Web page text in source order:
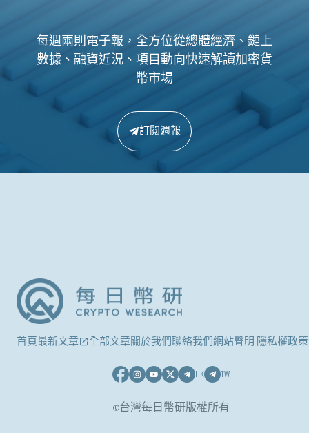
每週兩則電子報，全方位從總體經濟、鏈上
數據、融資近況、項目動向快速解讀加密貨
幣市場
訂閱週報
首頁最新文章 全部文章關於我們聯絡我們網站聲明 隱私權政策
HK TW
©台灣每日幣研版權所有